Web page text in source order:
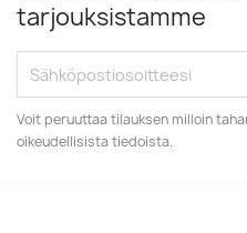
tarjouksistamme
Voit peruuttaa tilauksen milloin
oikeudellisista tiedoista.